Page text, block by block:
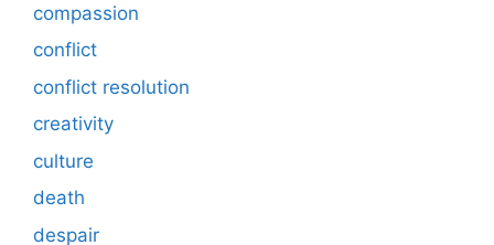
compassion
conflict
conflict resolution
creativity
culture
death
despair